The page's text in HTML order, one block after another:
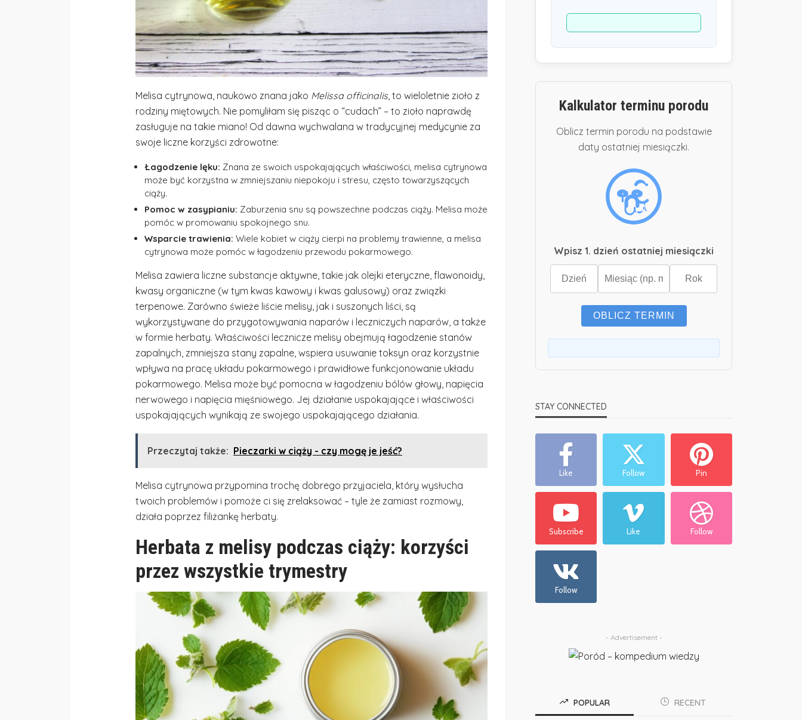
Melisa cytrynowa, naukowo znana jako Melissa officinalis, to wieloletnie zioło z
rodziny miętowych. Nie pomyliłam się pisząc o “cudach” – to zioło naprawdę
zasługuje na takie miano! Od dawna wychwalana w tradycyjnej medycynie za
swoje liczne korzyści zdrowotne:
Łagodzenie lęku: Znana ze swoich uspokajających właściwości, melisa cytrynowa
może być korzystna w zmniejszaniu niepokoju i stresu, często towarzyszących
ciąży.
Pomoc w zasypianiu: Zaburzenia snu są powszechne podczas ciąży. Melisa może
pomóc w promowaniu spokojnego snu.
Wsparcie trawienia: Wiele kobiet w ciąży cierpi na problemy trawienne, a melisa
cytrynowa może pomóc w łagodzeniu przewodu pokarmowego.
Melisa zawiera liczne substancje aktywne, takie jak olejki eteryczne, flawonoidy,
kwasy organiczne (w tym kwas kawowy i kwas galusowy) oraz związki
terpenowe. Zarówno świeże liście melisy, jak i suszonych liści, są
wykorzystywane do przygotowywania naparów i leczniczych naparów, a także
w formie herbaty. Właściwości lecznicze melisy obejmują łagodzenie stanów
zapalnych, zmniejsza stany zapalne, wspiera usuwanie toksyn oraz korzystnie
wpływa na pracę układu pokarmowego i prawidłowe funkcjonowanie układu
pokarmowego. Melisa może być pomocna w łagodzeniu bólów głowy, napięcia
nerwowego i napięcia mięśniowego. Jej działanie uspokajające i właściwości
uspokajających wynikają ze swojego uspokajającego działania.
Przeczytaj także: Pieczarki w ciąży - czy mogę je jeść?
Melisa cytrynowa przypomina trochę dobrego przyjaciela, który wysłucha
twoich problemów i pomoże ci się zrelaksować – tyle że zamiast rozmowy,
działa poprzez filiżankę herbaty.
Herbata z melisy podczas ciąży: korzyści
przez wszystkie trymestry
Kalkulator terminu porodu
Oblicz termin porodu na podstawie
daty ostatniej miesiączki.
Wpisz 1. dzień ostatniej miesiączki
OBLICZ TERMIN
STAY CONNECTED
Like Follow Pin
Subscribe Like Follow
Follow
- Advertisement -
POPULAR RECENT